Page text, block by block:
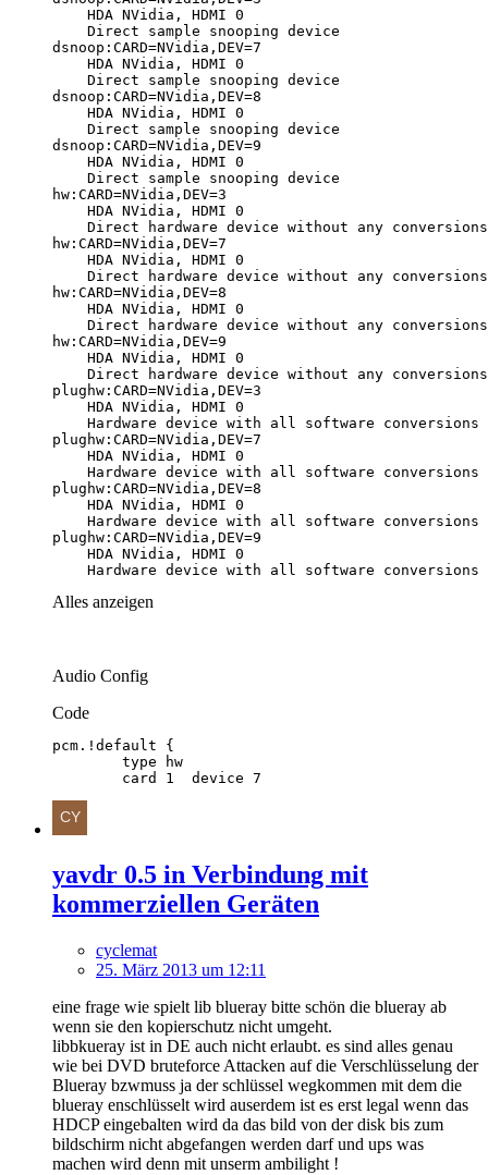
    Hardware device with all software conversions
Alles anzeigen
Audio Config
Code
	card 1 	device 7
yavdr 0.5 in Verbindung mit
kommerziellen Geräten
cyclemat
25. März 2013 um 12:11
eine frage wie spielt lib blueray bitte schön die blueray ab
wenn sie den kopierschutz nicht umgeht.
libbkueray ist in DE auch nicht erlaubt. es sind alles genau
wie bei DVD bruteforce Attacken auf die Verschlüsselung der
Blueray bzwmuss ja der schlüssel wegkommen mit dem die
blueray enschlüsselt wird auserdem ist es erst legal wenn das
HDCP eingebalten wird da das bild von der disk bis zum
bildschirm nicht abgefangen werden darf und ups was
machen wird denn mit unserm ambilight !